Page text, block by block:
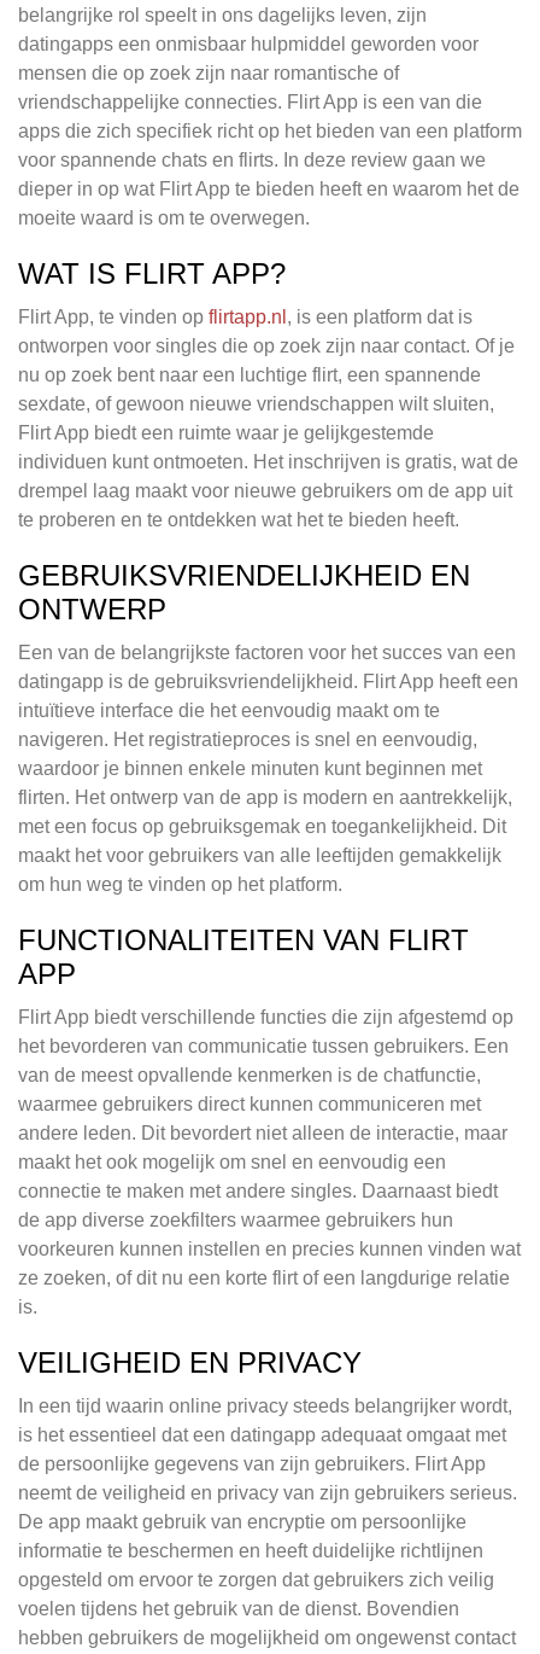
belangrijke rol speelt in ons dagelijks leven, zijn
datingapps een onmisbaar hulpmiddel geworden voor
mensen die op zoek zijn naar romantische of
vriendschappelijke connecties. Flirt App is een van die
apps die zich specifiek richt op het bieden van een platform
voor spannende chats en flirts. In deze review gaan we
dieper in op wat Flirt App te bieden heeft en waarom het de
moeite waard is om te overwegen.
WAT IS FLIRT APP?
Flirt App, te vinden op flirtapp.nl , is een platform dat is
ontworpen voor singles die op zoek zijn naar contact. Of je
nu op zoek bent naar een luchtige flirt, een spannende
sexdate, of gewoon nieuwe vriendschappen wilt sluiten,
Flirt App biedt een ruimte waar je gelijkgestemde
individuen kunt ontmoeten. Het inschrijven is gratis, wat de
drempel laag maakt voor nieuwe gebruikers om de app uit
te proberen en te ontdekken wat het te bieden heeft.
GEBRUIKSVRIENDELIJKHEID EN
ONTWERP
Een van de belangrijkste factoren voor het succes van een
datingapp is de gebruiksvriendelijkheid. Flirt App heeft een
intuïtieve interface die het eenvoudig maakt om te
navigeren. Het registratieproces is snel en eenvoudig,
waardoor je binnen enkele minuten kunt beginnen met
flirten. Het ontwerp van de app is modern en aantrekkelijk,
met een focus op gebruiksgemak en toegankelijkheid. Dit
maakt het voor gebruikers van alle leeftijden gemakkelijk
om hun weg te vinden op het platform.
FUNCTIONALITEITEN VAN FLIRT
APP
Flirt App biedt verschillende functies die zijn afgestemd op
het bevorderen van communicatie tussen gebruikers. Een
van de meest opvallende kenmerken is de chatfunctie,
waarmee gebruikers direct kunnen communiceren met
andere leden. Dit bevordert niet alleen de interactie, maar
maakt het ook mogelijk om snel en eenvoudig een
connectie te maken met andere singles. Daarnaast biedt
de app diverse zoekfilters waarmee gebruikers hun
voorkeuren kunnen instellen en precies kunnen vinden wat
ze zoeken, of dit nu een korte flirt of een langdurige relatie
is.
VEILIGHEID EN PRIVACY
In een tijd waarin online privacy steeds belangrijker wordt,
is het essentieel dat een datingapp adequaat omgaat met
de persoonlijke gegevens van zijn gebruikers. Flirt App
neemt de veiligheid en privacy van zijn gebruikers serieus.
De app maakt gebruik van encryptie om persoonlijke
informatie te beschermen en heeft duidelijke richtlijnen
opgesteld om ervoor te zorgen dat gebruikers zich veilig
voelen tijdens het gebruik van de dienst. Bovendien
hebben gebruikers de mogelijkheid om ongewenst contact